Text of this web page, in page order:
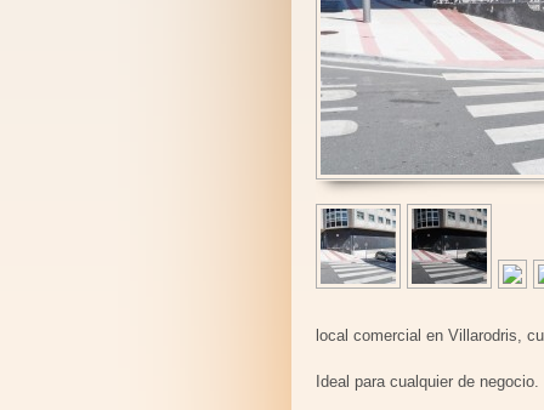
local comercial en Villarodris,
Ideal para cualquier de negocio.